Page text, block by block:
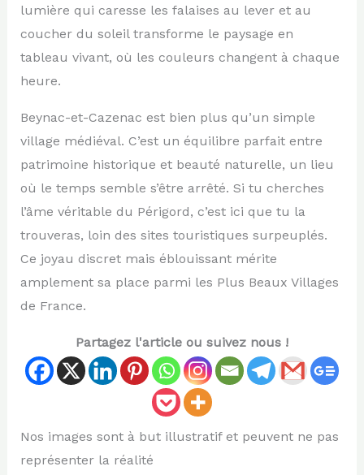
lumière qui caresse les falaises au lever et au
coucher du soleil transforme le paysage en
tableau vivant, où les couleurs changent à chaque
heure.
Beynac-et-Cazenac est bien plus qu’un simple
village médiéval. C’est un équilibre parfait entre
patrimoine historique et beauté naturelle, un lieu
où le temps semble s’être arrêté. Si tu cherches
l’âme véritable du Périgord, c’est ici que tu la
trouveras, loin des sites touristiques surpeuplés.
Ce joyau discret mais éblouissant mérite
amplement sa place parmi les Plus Beaux Villages
de France.
Partagez l'article ou suivez nous !
Nos images sont à but illustratif et peuvent ne pas
représenter la réalité